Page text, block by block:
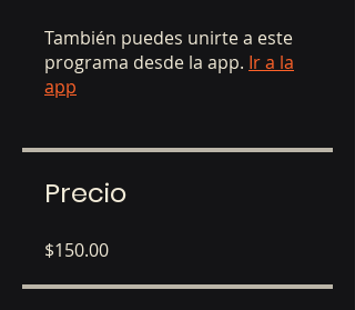
También puedes unirte a este
programa desde la app. Ir a la
app
Precio
$150.00